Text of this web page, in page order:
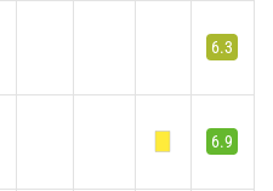
6.3
6.9